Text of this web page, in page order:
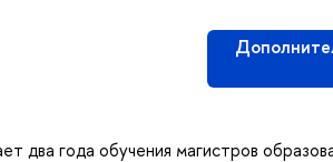
два года обучения магистров